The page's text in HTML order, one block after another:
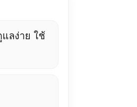
แลง่าย ใช้